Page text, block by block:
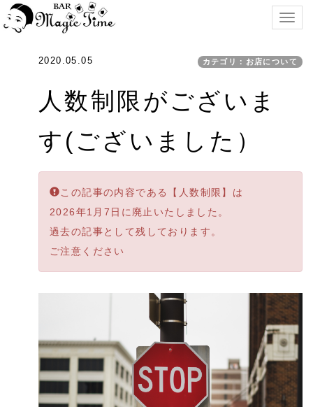
2020.05.05 カテゴリ：お店について
人数制限がございま
す(ございました）
この記事の内容である【人数制限】は
2026年1月7日に廃止いたしました。
過去の記事として残しております。
ご注意ください